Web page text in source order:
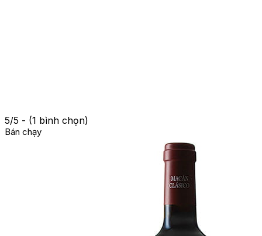
5/5 - (1 bình chọn)
Bán chạy